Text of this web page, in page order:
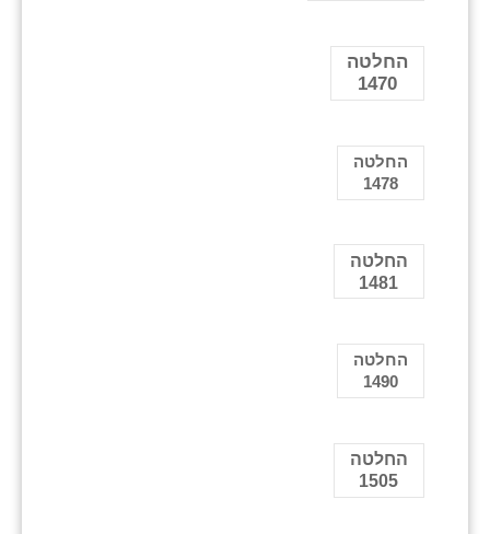
החלטה
1470
החלטה
1478
החלטה
1481
החלטה
1490
החלטה
1505